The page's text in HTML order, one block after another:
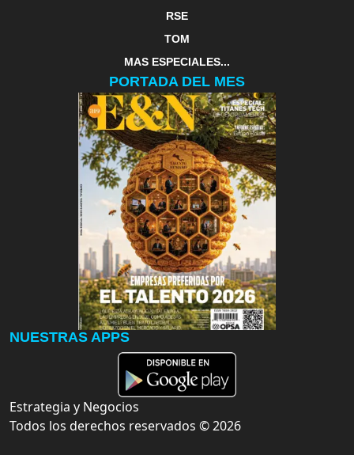
RSE
TOM
MAS ESPECIALES...
PORTADA DEL MES
NUESTRAS APPS
Estrategia y Negocios
Todos los derechos reservados ©2026